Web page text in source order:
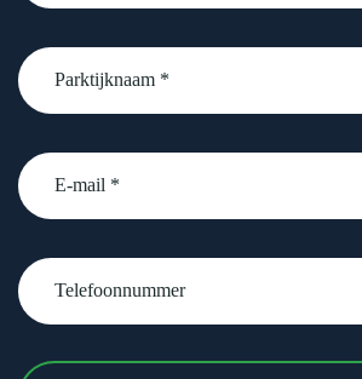
Parktijknaam
*
email
Telefoonnummer